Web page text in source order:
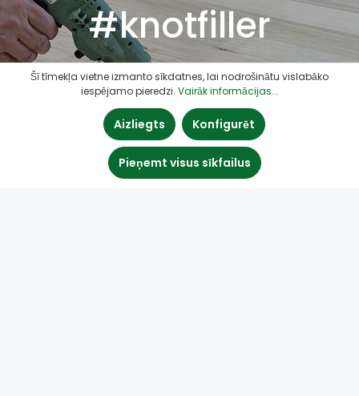
#knotfiller
Šī tīmekļa vietne izmanto sīkdatnes, lai nodrošinātu vislabāko
iespējamo pieredzi. Vairāk informācijas...
Aizliegts Konfigurēt
Pieņemt visus sīkfailus